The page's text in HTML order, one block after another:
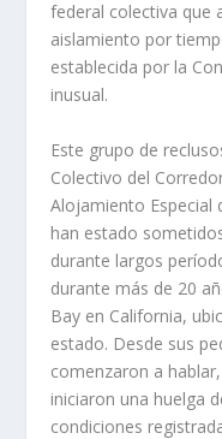
federal colectiva que
aislamiento por
establecida por la
inusual.
Este grupo de
Colectivo del
Alojamiento Especial
han estado
durante largos
durante más de 20
Bay en California,
estado. Desde sus
comenzaron a
iniciaron una huelga
condiciones